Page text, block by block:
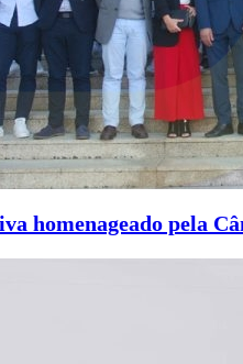
homenageado pela